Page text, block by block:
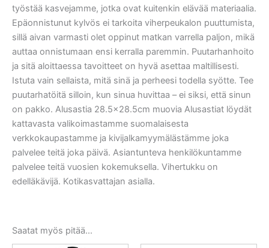
työstää kasvejamme, jotka ovat kuitenkin elävää materiaalia.
Epäonnistunut kylvös ei tarkoita viherpeukalon puuttumista,
sillä aivan varmasti olet oppinut matkan varrella paljon, mikä
auttaa onnistumaan ensi kerralla paremmin. Puutarhanhoito
ja sitä aloittaessa tavoitteet on hyvä asettaa maltillisesti.
Istuta vain sellaista, mitä sinä ja perheesi todella syötte. Tee
puutarhatöitä silloin, kun sinua huvittaa – ei siksi, että sinun
on pakko. Alusastia 28.5×28.5cm muovia Alusastiat löydät
kattavasta valikoimastamme suomalaisesta
verkkokaupastamme ja kivijalkamyymälästämme joka
palvelee teitä joka päivä. Asiantunteva henkilökuntamme
palvelee teitä vuosien kokemuksella. Vihertukku on
edelläkävijä. Kotikasvattajan asialla.
Saatat myös pitää...